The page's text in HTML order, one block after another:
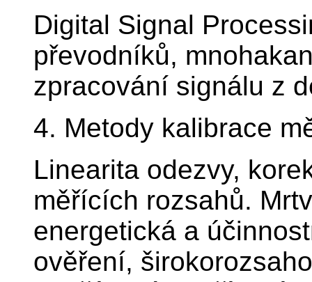
Digital Signal
převodníků,
zpracování signálu z
4. Metody kalibrace
Linearita odezvy,
měřících rozsahů.
energetická a
ověření,